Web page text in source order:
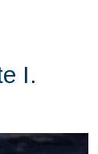
I.